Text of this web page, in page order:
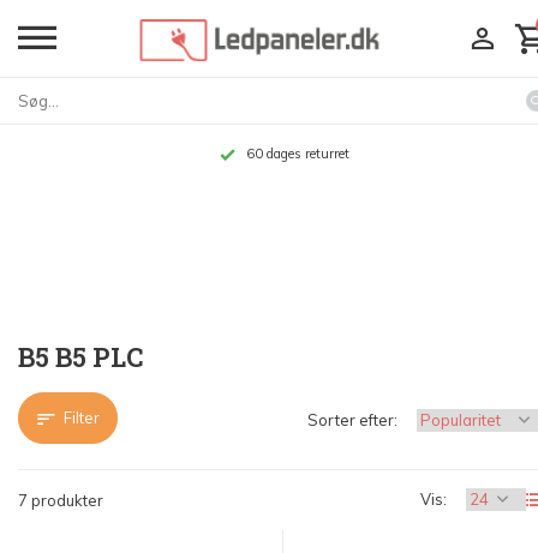
Op til 10 års garanti
B5 B5 PLC
Filter
7 produkter Vis:
Sorter efter: